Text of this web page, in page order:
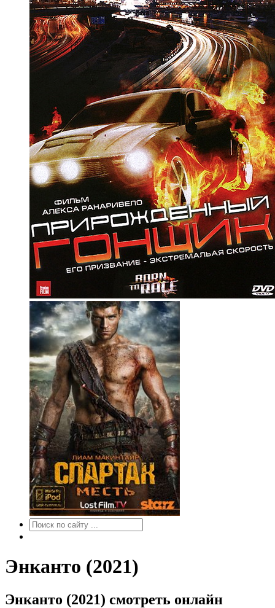
Энканто (2021)
Энканто (2021) смотреть онлайн